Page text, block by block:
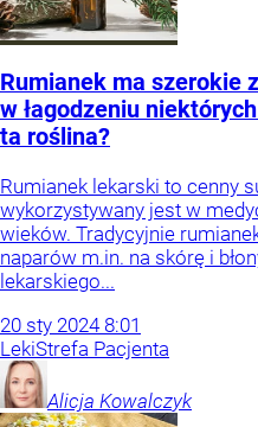
Rumianek ma szerokie
w łagodzeniu
ta roślina?
Rumianek lekarski to cenny
wykorzystywany jest w
wieków. Tradycyjnie
naparów m.in. na skórę i
lekarskiego...
20 sty 2024 8:01
LekiStrefa Pacjenta
Alicja Kowalczyk